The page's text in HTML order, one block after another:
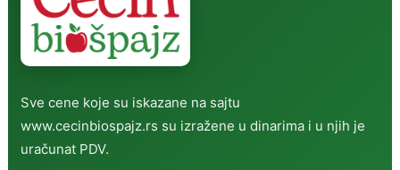
Sve cene koje su iskazane na sajtu
www.cecinbiospajz.rs su izražene u dinarima i u njih je
uračunat PDV.